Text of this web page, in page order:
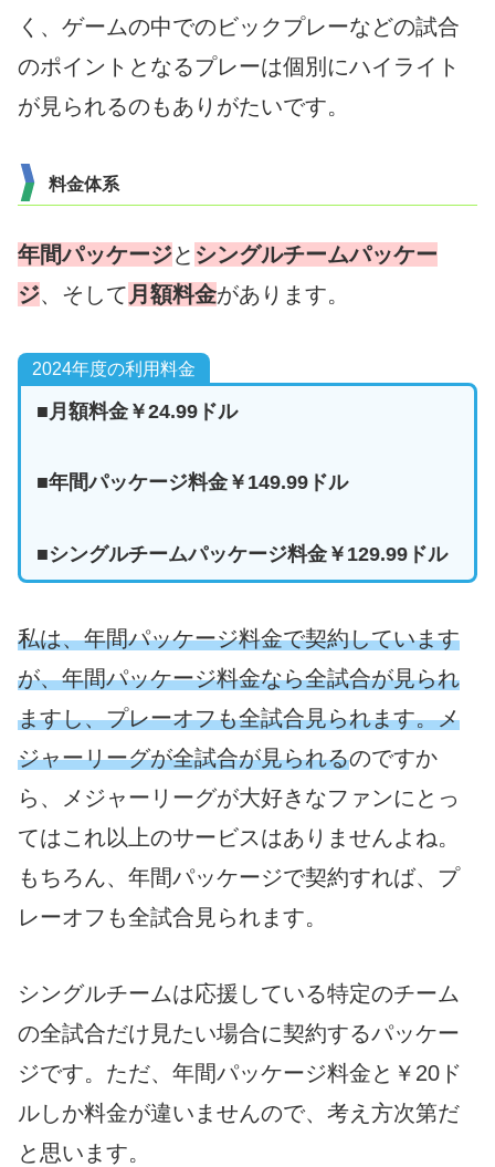
く、ゲームの中でのビックプレーなどの試合
のポイントとなるプレーは個別にハイライト
が見られるのもありがたいです。
料金体系
年間パッケージと シングルチームパッケー
ジ、そして 月額料金があります。
2024年度の利用料金
■月額料金￥24.99ドル
■年間パッケージ料金￥149.99ドル
■シングルチームパッケージ料金￥129.99ドル
私は、年間パッケージ料金で契約しています
が、年間パッケージ料金なら全試合が見られ
ますし、プレーオフも全試合見られます。メ
ジャーリーグが全試合が見られるのですか
ら、メジャーリーグが大好きなファンにとっ
てはこれ以上のサービスはありませんよね。
もちろん、年間パッケージで契約すれば、プ
レーオフも全試合見られます。
シングルチームは応援している特定のチーム
の全試合だけ見たい場合に契約するパッケー
ジです。ただ、年間パッケージ料金と￥20ド
ルしか料金が違いませんので、考え方次第だ
と思います。